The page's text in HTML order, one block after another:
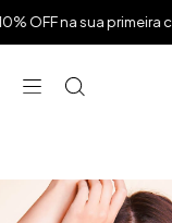
na sua primeira compra